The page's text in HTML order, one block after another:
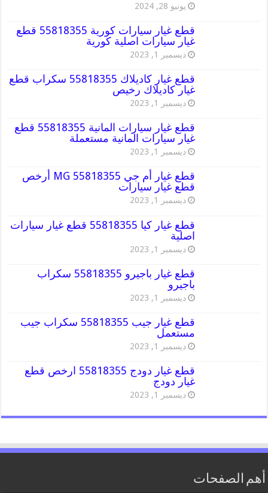
يونيو 28, 2024
قطع غيار سيارات كورية 55818355 قطع
غيار سيارات اصلية كورية
ديسمبر 1, 2023
قطع غيار كاديلاك 55818355 سكراب قطع
غيار كاديلاك رخيص
ديسمبر 1, 2023
قطع غيار سيارات المانية 55818355 قطع
غيار سيارات المانية مستعملة
ديسمبر 1, 2023
قطع غيار أم جي MG 55818355 أرخص
قطع غيار سيارات
ديسمبر 1, 2023
قطع غيار كيا 55818355 قطع غيار سيارات
اصلية
ديسمبر 1, 2023
قطع غيار باجيرو 55818355 سكراب
باجيرو
ديسمبر 1, 2023
قطع غيار جيب 55818355 سكراب جيب
مستعمل
ديسمبر 1, 2023
قطع غيار دودج 55818355 ارخص قطع
غيار دودج
ديسمبر 1, 2023
أهم الصفحات